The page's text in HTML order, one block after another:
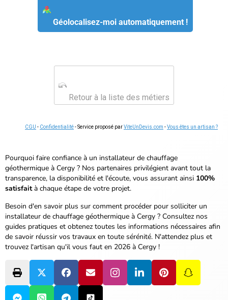
Géolocalisez-moi automatiquement !
Retour à la liste des métiers
CGU - Confidentialité- Service proposé parViteUnDevis.com -Vous êtes un artisan ?
Pourquoi faire confiance à un installateur de chauffage
géothermique à Cergy ? Nos partenaires privilégient avant tout la
transparence, la disponibilité et l'écoute, vous assurant ainsi 100%
satisfaità chaque étape de votre projet.
Besoin d'en savoir plus sur comment procéder pour solliciter un
installateur de chauffage géothermique à Cergy ? Consultez nos
guides pratiques et obtenez toutes les informations nécessaires afin
de savoir réussir vos travaux en toute sérénité. N'attendez plus et
trouvez l'artisan qu'il vous faut en 2026 à Cergy !